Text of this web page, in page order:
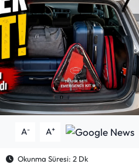
A- A+
Okunma Süresi: 2 Dk